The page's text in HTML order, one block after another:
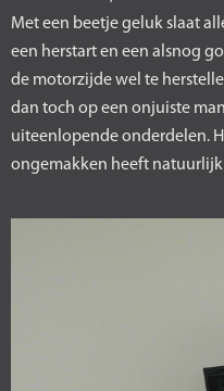
Met een beetje geluk slaat
een herstart en een alsnog
de motorzijde wel te
dan toch op een onjuiste
uiteenlopende onderdelen.
ongemakken heeft